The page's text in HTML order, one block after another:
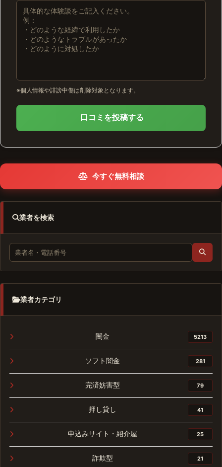
※個人情報や誹謗中傷は削除対象となります。
口コミを投稿する
今すぐ無料相談
業者を検索
業者カテゴリ
闇金 5213
ソフト闇金 281
完済妨害型 79
押し貸し 41
申込みサイト・紹介屋 25
詐欺型 21